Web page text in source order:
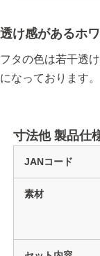
透け感があるホ
フタの色は若干透
になっております。
寸法他 製品仕
JANコード
素材